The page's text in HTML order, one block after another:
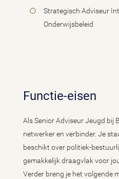
Strategisch Adviseur
Onderwijsbeleid
Functie-eisen
Als Senior Adviseur Jeugd bij
netwerker en verbinder. Je
beschikt over politiek-
gemakkelijk draagvlak voor
Verder breng je het volgende